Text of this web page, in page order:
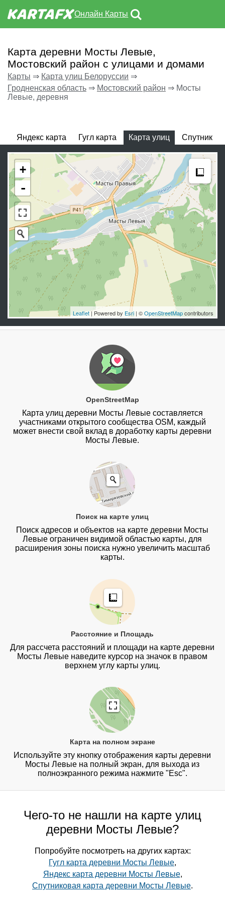
Онлайн Карты
Карта деревни Мосты Левые,
Мостовский район с улицами и домами
Карты ⇒ Карта улиц Белоруссии ⇒
Гродненская область ⇒ Мостовский район ⇒ Мосты
Левые, деревня
Яндекс карта Гугл карта Карта улиц Спутник
+
-
Leaflet| Powered by Esri | ©OpenStreetMapcontributors
OpenStreetMap
Карта улиц деревни Мосты Левые составляется
участниками открытого сообщества OSM, каждый
может внести свой вклад в доработку карты деревни
Мосты Левые.
Поиск на карте улиц
Поиск адресов и объектов на карте деревни Мосты
Левые ограничен видимой областью карты, для
расширения зоны поиска нужно увеличить масштаб
карты.
Расстояние и Площадь
Для рассчета расстояний и площади на карте деревни
Мосты Левые наведите курсор на значок в правом
верхнем углу карты улиц.
Карта на полном экране
Используйте эту кнопку отображения карты деревни
Мосты Левые на полный экран, для выхода из
полноэкранного режима нажмите "Esc".
Чего-то не нашли на карте улиц
деревни Мосты Левые?
Попробуйте посмотреть на других картах:
Гугл карта деревни Мосты Левые,
Яндекс карта деревни Мосты Левые,
Спутниковая карта деревни Мосты Левые.